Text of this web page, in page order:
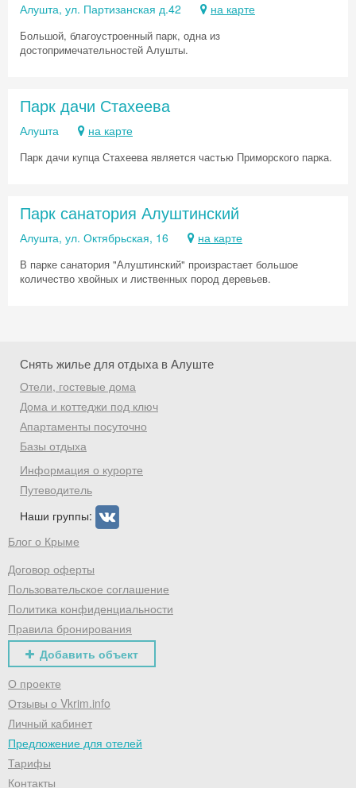
Алушта, ул. Партизанская д.42 на карте
Большой, благоустроенный парк, одна из
достопримечательностей Алушты.
Парк дачи Стахеева
Алушта на карте
Парк дачи купца Стахеева является частью Приморского парка.
Парк санатория Алуштинский
Алушта, ул. Октябрьская, 16 на карте
В парке санатория "Алуштинский" произрастает большое
количество хвойных и лиственных пород деревьев.
Снять жилье для отдыха в Алуште
Отели, гостевые дома
Дома и коттеджи под ключ
Апартаменты посуточно
Базы отдыха
Информация о курорте
Путеводитель
Наши группы:
Блог о Крыме
Договор оферты
Пользовательское соглашение
Политика конфиденциальности
Правила бронирования
Добавить объект
О проекте
Отзывы о Vkrim.info
Личный кабинет
Предложение для отелей
Тарифы
Контакты
Скидка −5%